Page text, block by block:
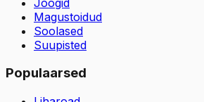
Magustoidud
Soolased
Suupisted
Populaarsed